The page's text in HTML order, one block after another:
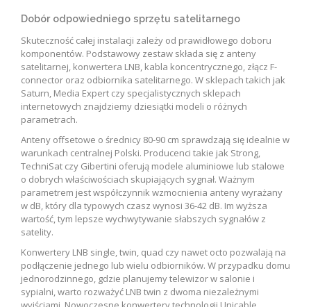
Dobór odpowiedniego sprzętu satelitarnego
Skuteczność całej instalacji zależy od prawidłowego doboru
komponentów. Podstawowy zestaw składa się z anteny
satelitarnej, konwertera LNB, kabla koncentrycznego, złącz F-
connector oraz odbiornika satelitarnego. W sklepach takich jak
Saturn, Media Expert czy specjalistycznych sklepach
internetowych znajdziemy dziesiątki modeli o różnych
parametrach.
Anteny offsetowe o średnicy 80-90 cm sprawdzają się idealnie w
warunkach centralnej Polski. Producenci takie jak Strong,
TechniSat czy Gibertini oferują modele aluminiowe lub stalowe
o dobrych właściwościach skupiających sygnał. Ważnym
parametrem jest współczynnik wzmocnienia anteny wyrażany
w dB, który dla typowych czasz wynosi 36-42 dB. Im wyższa
wartość, tym lepsze wychwytywanie słabszych sygnałów z
satelity.
Konwertery LNB single, twin, quad czy nawet octo pozwalają na
podłączenie jednego lub wielu odbiorników. W przypadku domu
jednorodzinnego, gdzie planujemy telewizor w salonie i
sypialni, warto rozważyć LNB twin z dwoma niezależnymi